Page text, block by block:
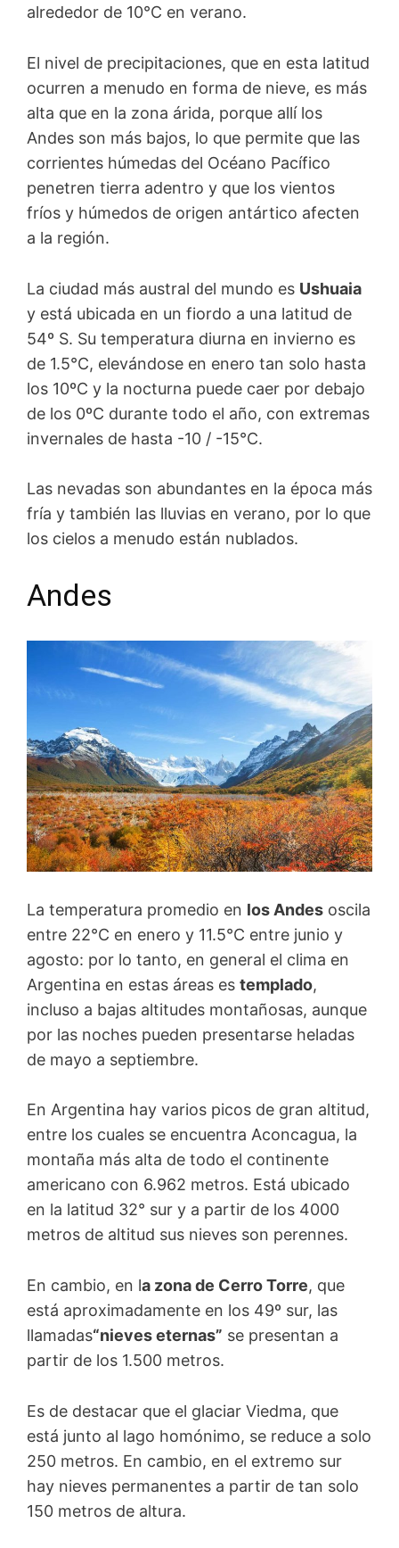
alrededor de 10°C en verano.
El nivel de precipitaciones, que en esta latitud
ocurren a menudo en forma de nieve, es más
alta que en la zona árida, porque allí los
Andes son más bajos, lo que permite que las
corrientes húmedas del Océano Pacífico
penetren tierra adentro y que los vientos
fríos y húmedos de origen antártico afecten
a la región.
La ciudad más austral del mundo es Ushuaia
y está ubicada en un fiordo a una latitud de
54º S. Su temperatura diurna en invierno es
de 1.5°C, elevándose en enero tan solo hasta
los 10ºC y la nocturna puede caer por debajo
de los 0ºC durante todo el año, con extremas
invernales de hasta -10 / -15°C.
Las nevadas son abundantes en la época más
fría y también las lluvias en verano, por lo que
los cielos a menudo están nublados.
Andes
La temperatura promedio en los Andes oscila
entre 22°C en enero y 11.5°C entre junio y
agosto: por lo tanto, en general el clima en
Argentina en estas áreas es templado,
incluso a bajas altitudes montañosas, aunque
por las noches pueden presentarse heladas
de mayo a septiembre.
En Argentina hay varios picos de gran altitud,
entre los cuales se encuentra Aconcagua, la
montaña más alta de todo el continente
americano con 6.962 metros. Está ubicado
en la latitud 32° sur y a partir de los 4000
metros de altitud sus nieves son perennes.
En cambio, en la zona de Cerro Torre, que
está aproximadamente en los 49º sur, las
llamadas“nieves eternas” se presentan a
partir de los 1.500 metros.
Es de destacar que el glaciar Viedma, que
está junto al lago homónimo, se reduce a solo
250 metros. En cambio, en el extremo sur
hay nieves permanentes a partir de tan solo
150 metros de altura.